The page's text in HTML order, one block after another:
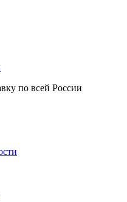
по всей России